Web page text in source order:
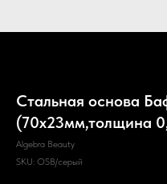
Стальная основа
(70x23мм,толщина
Algebra Beauty
SKU: OSB/серый